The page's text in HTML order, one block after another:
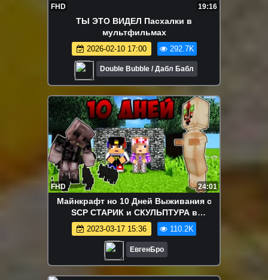
FHD 19:16
ТЫ ЭТО ВИДЕЛ Пасхалки в
мультфильмах
2026-02-10 17:00 292.7K
Double Bubble / Дабл Бабл
FHD 24:01
Майнкрафт но 10 Дней Выживания с
SCP СТАРИК и СКУЛЬПТУРА в
Майнкрафте Троллинг Ловушка
Minecraft
2023-03-17 15:36 110.2K
ЕвгенБро